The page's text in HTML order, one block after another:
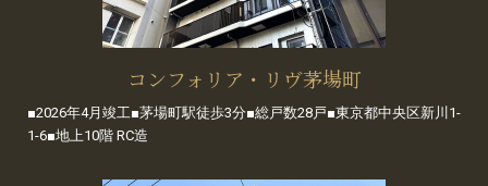
コンフォリア・リヴ茅場町
■2026年4月竣工■茅場町駅徒歩3分■総戸数28戸■東京都中央区新川1-
1-6■地上10階 RC造